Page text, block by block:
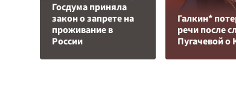
Госдума приняла
закон о запрете на
проживание в
России
Галкин*
речи после
Пугачевой о